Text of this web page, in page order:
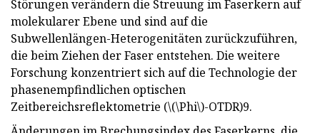
Störungen verändern die Streuung im Faserkern auf
molekularer Ebene und sind auf die
Subwellenlängen-Heterogenitäten zurückzuführen,
die beim Ziehen der Faser entstehen. Die weitere
Forschung konzentriert sich auf die Technologie der
phasenempfindlichen optischen
Zeitbereichsreflektometrie (\(\Phi\)-OTDR)9.